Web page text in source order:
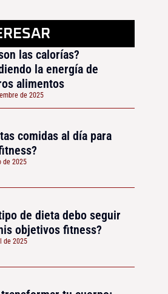
las calorías?
la energía de
alimentos
de 2025
comidas al día para
de 2025
de dieta debo seguir
objetivos fitness?
de 2025